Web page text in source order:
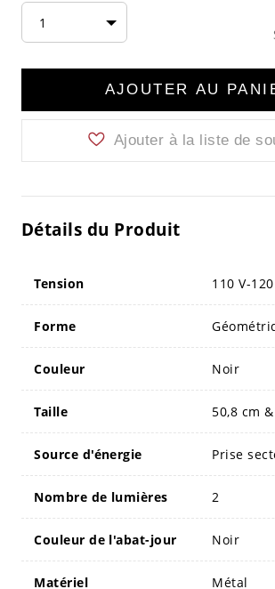
1
AJOUTER AU
Ajouter à la liste de
Détails du Produit
Tension 110 V-
Forme
Couleur Noir
Taille 50,8 cm
Source d'énergie Prise
Nombre de lumières 2
Couleur de l'abat-jour Noir
Matériel Métal